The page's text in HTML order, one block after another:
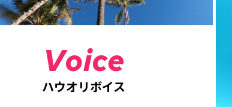
Voice
ハウオリボイス